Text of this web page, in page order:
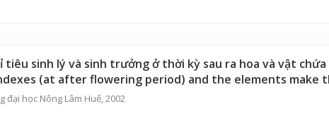
tiêu sinh lý và sinh trưởng ở thời kỳ sau ra hoa và vật
(at after flowering period) and the elements make
học Nông Lâm Huế, 2002